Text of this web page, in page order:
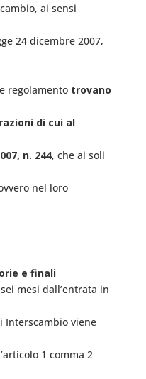
ai sensi
24 dicembre 2007,
regolamento trovano
di cui al
n. 244, che ai soli
nel loro
e finali
mesi dall’entrata in
Interscambio viene
1 comma 2